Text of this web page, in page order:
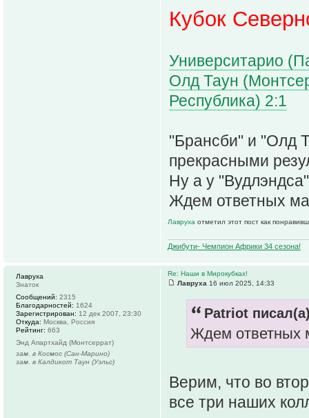
Кубок
Университарио
Олд Таун
Республика) 2:1
"Брансби" и "Олд
прекрасными
Ну а у
Ждем ответных
Лавруха отметил этот пост как
Джибути- Чемпион Африки 34 сезона!
Re: Наши в Мирокубках!
Лавруха 16 июл 2025, 14:33
Patriot
Ждем ответных
Верим, что во
все три наших
Лавруха
Знаток
Сообщений: 2315
Благодарностей: 1624
Зарегистрирован: 12 дек 2007, 23:30
Откуда: Москва, Россия
Рейтинг: 663
Энд Апартхайд (Монтсеррат)
зам. в Космос (Сан-Марино)
зам. в Калдикот Таун (Уэльс)